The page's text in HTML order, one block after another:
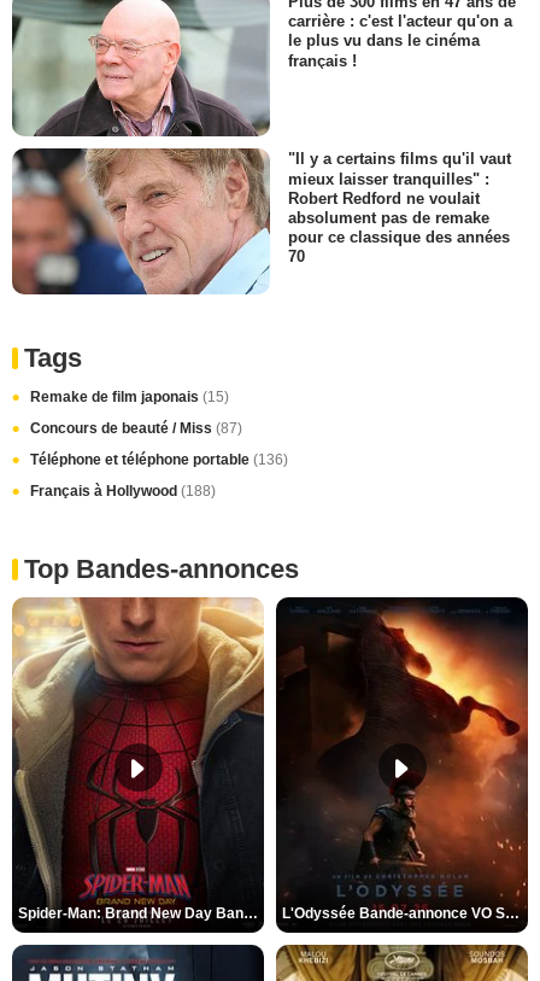
carrière : c'est l'acteur qu'on a
le plus vu dans le cinéma
français !
"Il y a certains films qu'il vaut
mieux laisser tranquilles" :
Robert Redford ne voulait
absolument pas de remake
pour ce classique des années
70
Tags
Remake de film japonais (15)
Concours de beauté / Miss (87)
Téléphone et téléphone portable (136)
Français à Hollywood (188)
Top Bandes-annonces
Spider-Man: Brand New Day Bande-annonce VO STFR L'Odyssée Bande-annonce VO STFR